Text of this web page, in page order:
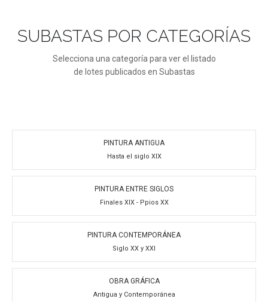
SUBASTAS POR CATEGORÍAS
Selecciona una categoría para ver el listado
de lotes publicados en Subastas
PINTURA ANTIGUA
Hasta el siglo XIX
PINTURA ENTRE SIGLOS
Finales XIX - Ppios XX
PINTURA CONTEMPORÁNEA
Siglo XX y XXI
OBRA GRÁFICA
Antigua y Contemporánea